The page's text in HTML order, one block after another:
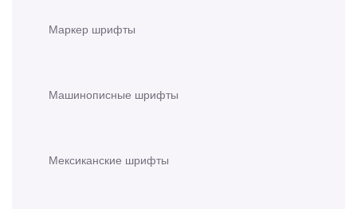
Маркер шрифты
Машинописные шрифты
Мексиканские шрифты